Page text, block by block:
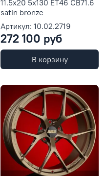
11.5x20 5x130 ET46 CB71.6
satin bronze
Артикул: 10.02.2719
272 100 руб
В корзину